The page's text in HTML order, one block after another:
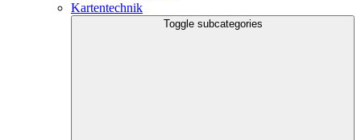
Kartentechnik
Toggle subcategories